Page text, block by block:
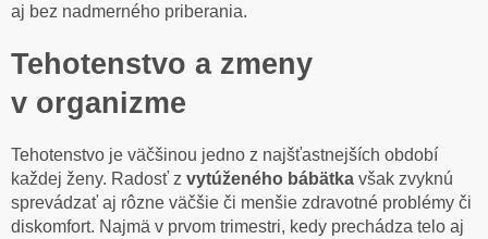
aj bez nadmerného priberania.
Tehotenstvo a zmeny
v organizme
Tehotenstvo je väčšinou jedno z najšťastnejších období
každej ženy. Radosť z vytúženého bábätka však zvyknú
sprevádzať aj rôzne väčšie či menšie zdravotné problémy či
diskomfort. Najmä v prvom trimestri, kedy prechádza telo aj